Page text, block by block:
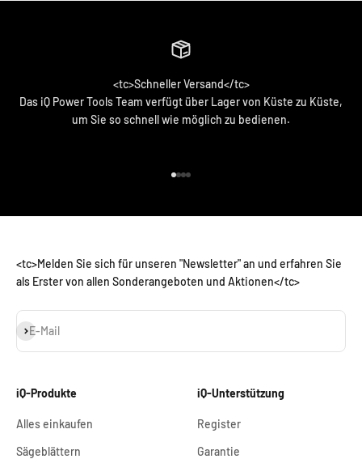
<tc>Schneller Versand</tc>
Das iQ Power Tools Team verfügt über Lager von Küste zu Küste,
um Sie so schnell wie möglich zu bedienen.
<tc>Melden Sie sich für unseren "Newsletter" an und erfahren Sie
als Erster von allen Sonderangeboten und Aktionen</tc>
E-Mail
Abonnieren
iQ-Produkte
Alles einkaufen
Sägeblättern
iQ-Unterstützung
Register
Garantie